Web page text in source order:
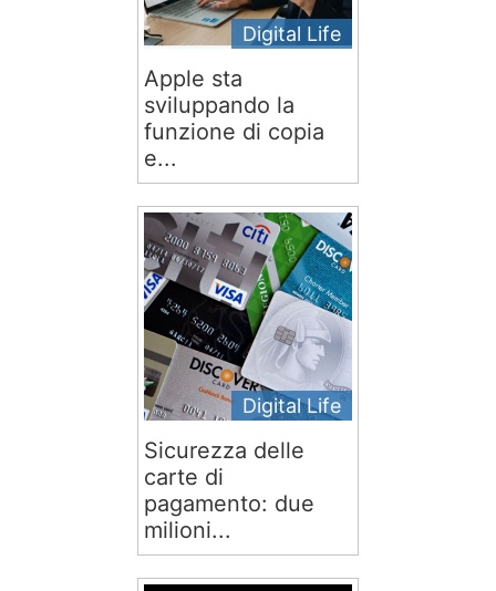
Digital Life
Apple sta
sviluppando la
funzione di copia
e...
Digital Life
Sicurezza delle
carte di
pagamento: due
milioni...